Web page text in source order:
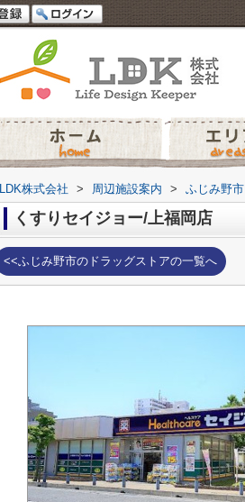
LDK株式会社 > 周辺施設案内 > ふじみ野市
くすりセイジョー/上福岡店
<<ふじみ野市のドラッグストアの一覧へ